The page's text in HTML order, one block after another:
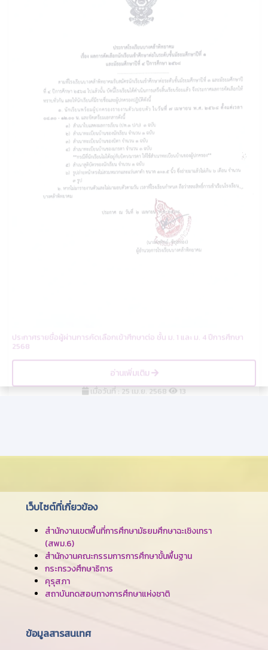
เมื่อวันที่ : 25 เม.ย. 2568 13
เว็บไซต์ที่เกี่ยวข้อง
สำนักงานเขตพื้นที่การศึกษามัธยมศึกษาฉะเชิงเทรา
(สพม.6)
สำนักงานคณะกรรมการการศึกษาขั้นพื้นฐาน
กระทรวงศึกษาธิการ
คุรุสภา
สถาบันทดสอบทางการศึกษาแห่งชาติ
ข้อมูลสารสนเทศ